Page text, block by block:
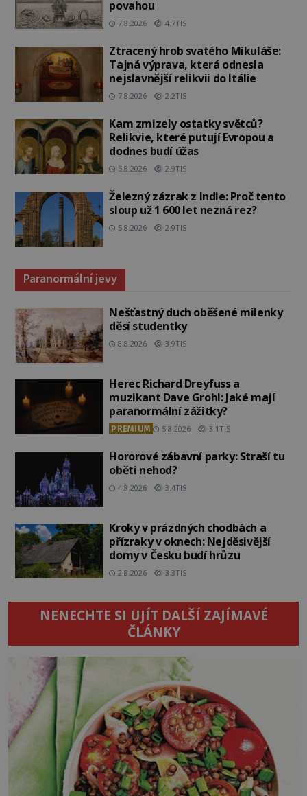
povahou
7.8.2026 4.7TIS
Ztracený hrob svatého Mikuláše:
Tajná výprava, která odnesla
nejslavnější relikvii do Itálie
7.8.2026 2.2TIS
Kam zmizely ostatky světců?
Relikvie, které putují Evropou a
dodnes budí úžas
6.8.2026 2.9TIS
Železný zázrak z Indie: Proč tento
sloup už 1 600 let nezná rez?
5.8.2026 2.9TIS
Paranormální jevy
Nešťastný duch oběšené milenky
děsí studentky
8.8.2026 3.9TIS
Herec Richard Dreyfuss a
muzikant Dave Grohl: Jaké mají
paranormální zážitky?
PREMIUM 5.8.2026 3.1TIS
Hororové zábavní parky: Straší tu
oběti nehod?
4.8.2026 3.4TIS
Kroky v prázdných chodbách a
přízraky v oknech: Nejděsivější
domy v Česku budí hrůzu
2.8.2026 3.3TIS
NENECHTE SI UJÍT DALŠÍ ZAJÍMAVÉ
ČLÁNKY